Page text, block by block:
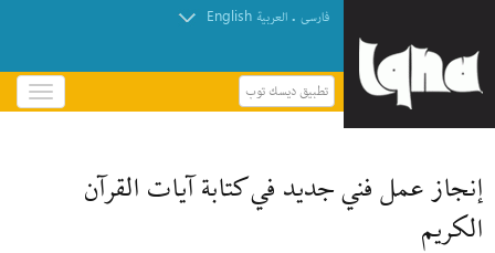
فارسی . العربیة English
تطبيق ديسك توب
باز
و
إنجاز عمل فني جديد في كتابة آيات القرآن
الكريم